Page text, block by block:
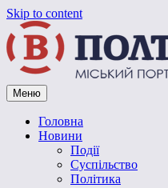
Skip to content
Vpoltave.info
Полтавський портал новин
Меню
Головна
Новини
Події
Суспільство
Політика